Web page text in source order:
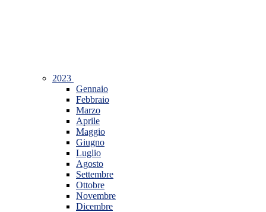
2023
Gennaio
Febbraio
Marzo
Aprile
Maggio
Giugno
Luglio
Agosto
Settembre
Ottobre
Novembre
Dicembre